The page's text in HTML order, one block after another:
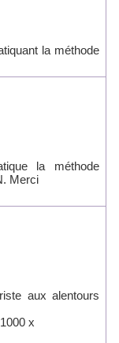
la méthode
la méthode
Merci
aux alentours
x